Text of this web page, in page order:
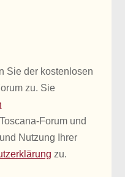
Sie der kostenlosen
zu. Sie
Forum und
Nutzung Ihrer
zu.